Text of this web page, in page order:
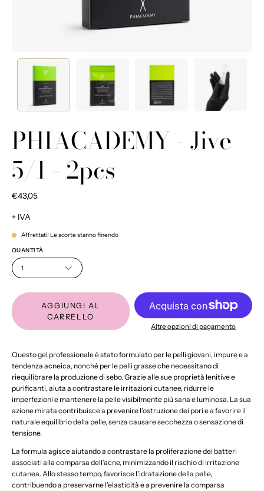
PHIACADEMY - Jive
5/1 - 2pcs
€43,05
+ IVA
Affrettati! Le scorte stanno finendo
QUANTITÀ
1
AGGIUNGI AL
CARRELLO
Altre opzioni di pagamento
Questo gel professionale è stato formulato per le pelli giovani, impure e a
tendenza acneica, nonché per le pelli grasse che necessitano di
riequilibrare la produzione di sebo. Grazie alle sue proprietà lenitive e
purificanti, aiuta a contrastare le irritazioni cutanee, ridurre le
imperfezioni e mantenere la pelle visibilmente più sana e luminosa. La sua
azione mirata contribuisce a prevenire l’ostruzione dei pori e a favorire il
naturale equilibrio della pelle, senza causare secchezza o sensazione di
tensione.
La formula agisce aiutando a contrastare la proliferazione dei batteri
associati alla comparsa dell’acne, minimizzando il rischio di irritazione
cutanea. Allo stesso tempo, favorisce l’idratazione della pelle,
contribuendo a preservarne l’elasticità e a prevenire la comparsa